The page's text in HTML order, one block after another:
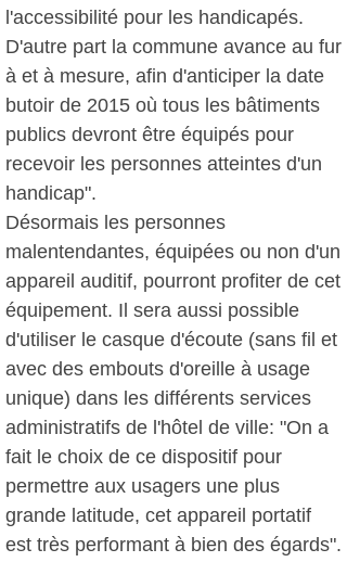
l'accessibilité pour les handicapés.
D'autre part la commune avance au fur
à et à mesure, afin d'anticiper la date
butoir de 2015 où tous les bâtiments
publics devront être équipés pour
recevoir les personnes atteintes d'un
handicap".
Désormais les personnes
malentendantes, équipées ou non d'un
appareil auditif, pourront profiter de cet
équipement. Il sera aussi possible
d'utiliser le casque d'écoute (sans fil et
avec des embouts d'oreille à usage
unique) dans les différents services
administratifs de l'hôtel de ville: "On a
fait le choix de ce dispositif pour
permettre aux usagers une plus
grande latitude, cet appareil portatif
est très performant à bien des égards".